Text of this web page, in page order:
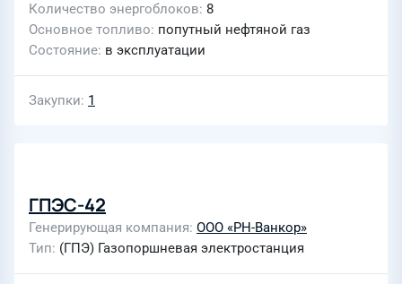
Количество энергоблоков 8
Основное топливо попутный нефтяной газ
Состояние в эксплуатации
Закупки 1
ГПЭС-42
Генерирующая компания ООО «РН-Ванкор»
Тип (ГПЭ) Газопоршневая электростанция